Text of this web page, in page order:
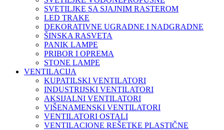
SVETILJKE SA SJAJNIM RASTEROM
LED TRAKE
DEKORATIVNE UGRADNE I NADGRADNE
ŠINSKA RASVETA
PANIK LAMPE
PRIBOR I OPREMA
STONE LAMPE
VENTILACIJA
KUPATILSKI VENTILATORI
INDUSTRIJSKI VENTILATORI
AKSIJALNI VENTILATORI
VIŠENAMENSKI VENTILATORI
VENTILATORI OSTALI
VENTILACIONE REŠETKE PLASTIČNE